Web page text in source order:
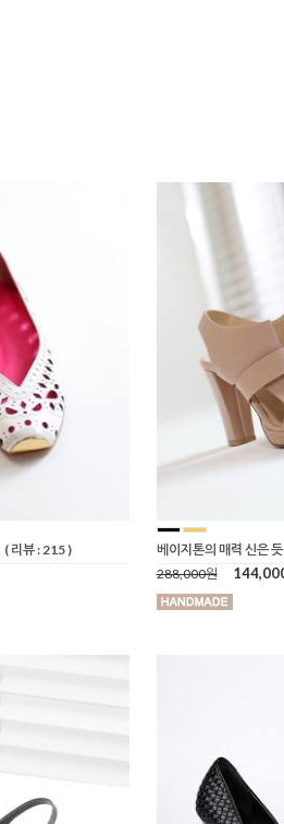
( 리뷰 : 215 )
베이지톤의 매력 신은
288,000원